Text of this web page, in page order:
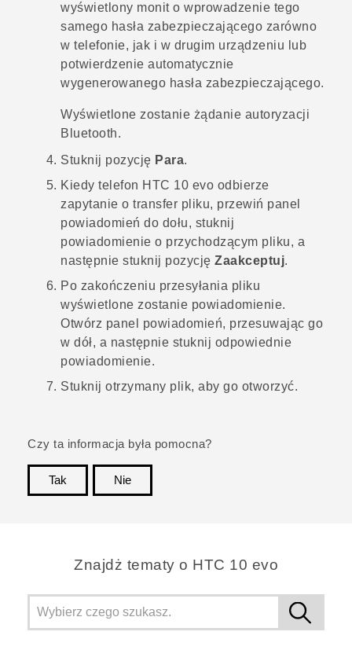
wyświetlony monit o wprowadzenie tego
samego hasła zabezpieczającego zarówno
w telefonie, jak i w drugim urządzeniu lub
potwierdzenie automatycznie
wygenerowanego hasła zabezpieczającego.
Wyświetlone zostanie żądanie autoryzacji
Bluetooth.
Stuknij pozycję Para.
Kiedy telefon HTC 10 evo odbierze
zapytanie o transfer pliku, przewiń panel
powiadomień do dołu, stuknij
powiadomienie o przychodzącym pliku, a
następnie stuknij pozycję Zaakceptuj.
Po zakończeniu przesyłania pliku
wyświetlone zostanie powiadomienie.
Otwórz panel powiadomień, przesuwając go
w dół, a następnie stuknij odpowiednie
powiadomienie.
Stuknij otrzymany plik, aby go otworzyć.
Czy ta informacja była pomocna?
Tak
Nie
Znajdż tematy o HTC 10 evo